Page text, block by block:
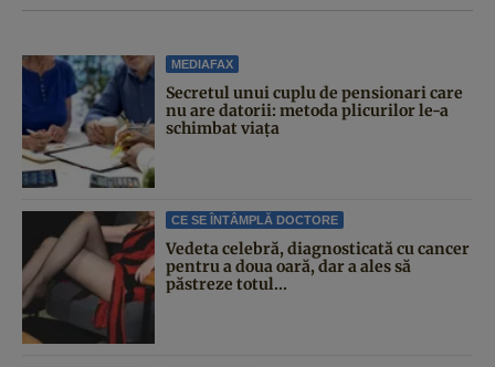
MEDIAFAX
Secretul unui cuplu de pensionari care
nu are datorii: metoda plicurilor le-a
schimbat viața
CE SE ÎNTÂMPLĂ DOCTORE
Vedeta celebră, diagnosticată cu cancer
pentru a doua oară, dar a ales să
păstreze totul...